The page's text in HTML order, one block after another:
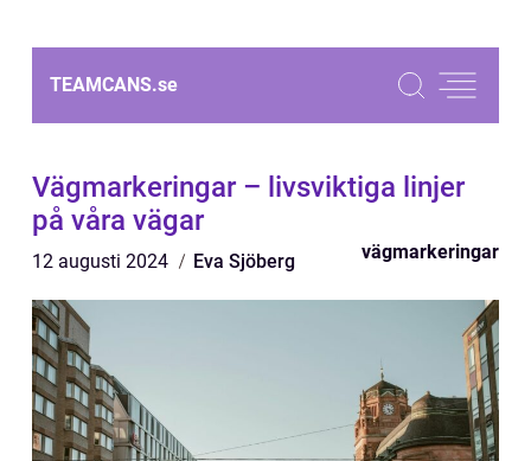
TEAMCANS.se
Vägmarkeringar – livsviktiga linjer
på våra vägar
12 augusti 2024 Eva Sjöberg vägmarkeringar